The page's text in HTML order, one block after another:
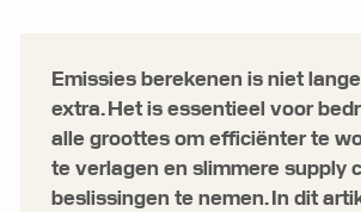
Emissies berekenen is niet
extra. Het is essentieel voor
alle groottes om efficiënter te
te verlagen en slimmere supply
beslissingen te nemen. In dit